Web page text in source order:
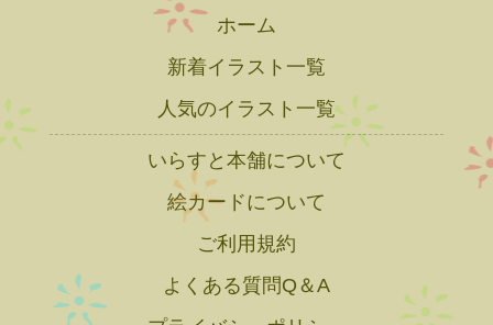
ホーム
新着イラスト一覧
人気のイラスト一覧
いらすと本舗について
絵カードについて
ご利用規約
よくある質問Q＆A